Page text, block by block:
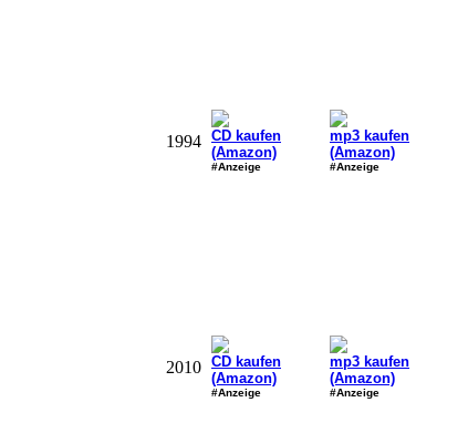
1994 CD kaufen
(Amazon)
#Anzeige
mp3 kaufen
(Amazon)
#Anzeige
2010 CD kaufen
(Amazon)
#Anzeige
mp3 kaufen
(Amazon)
#Anzeige